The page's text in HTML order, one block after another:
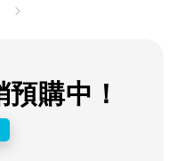
購中！